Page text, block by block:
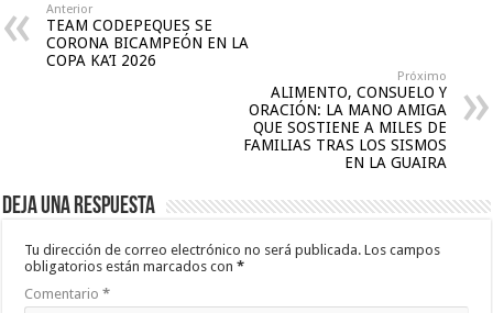
Anterior
TEAM CODEPEQUES SE
CORONA BICAMPEÓN EN LA
COPA KA’I 2026
Próximo
ALIMENTO, CONSUELO Y
ORACIÓN: LA MANO AMIGA
QUE SOSTIENE A MILES DE
FAMILIAS TRAS LOS SISMOS
EN LA GUAIRA
Deja una respuesta
Tu dirección de correo electrónico no será publicada. Los campos
obligatorios están marcados con*
Comentario*